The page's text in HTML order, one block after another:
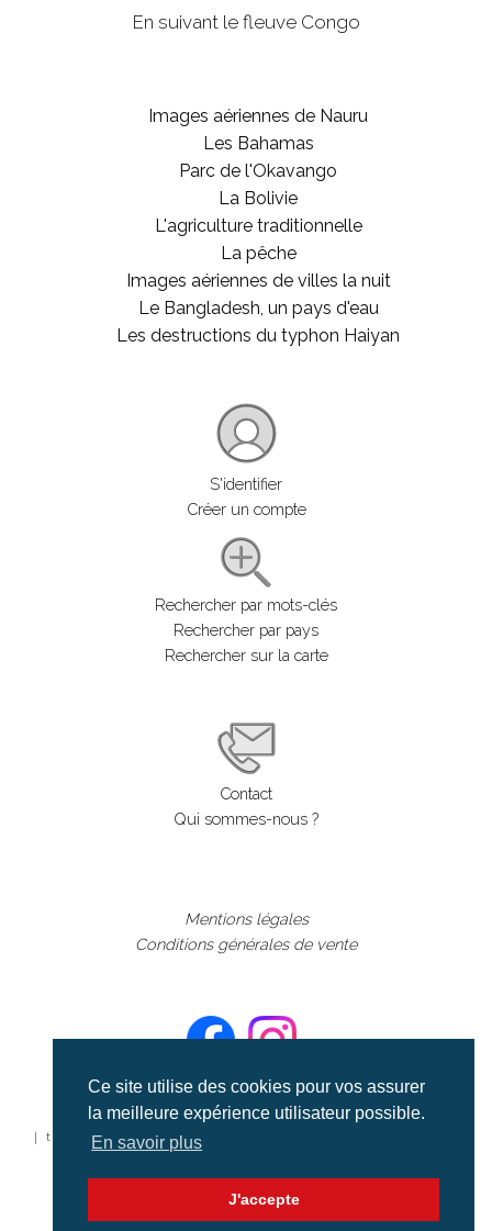
Ce site utilise des cookies pour vos assurer
la meilleure expérience utilisateur possible.
En savoir plus
J'accepte
En suivant le fleuve Congo
Images aériennes de Nauru
Les Bahamas
Parc de l'Okavango
La Bolivie
L'agriculture traditionnelle
La pêche
Images aériennes de villes la nuit
Le Bangladesh, un pays d'eau
Les destructions du typhon Haiyan
S'identifier
Créer un compte
Rechercher par mots-clés
Rechercher par pays
Rechercher sur la carte
Contact
Qui sommes-nous ?
Mentions légales
Conditions générales de vente
©aerialcollection marque déposée 2024
| tous droits réservés | aerialcollection.fr banque d'images
aériennes et documentaires video et cinéma |